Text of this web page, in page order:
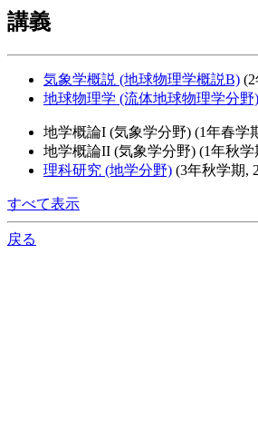
講義
気象学概説 (地球物理学概説B)
地球物理学 (流体地球物理学分野)
地学概論I (気象学分野) (1年春学
地学概論II (気象学分野) (1年秋学
理科研究 (地学分野) (3年秋学期,
すべて表示
戻る